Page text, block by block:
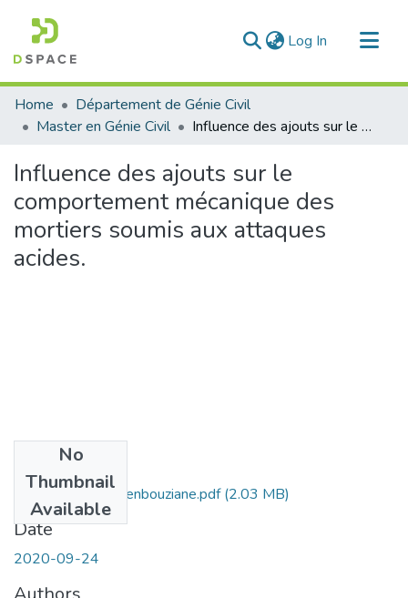
Log In (current)
Communities & Collections
All of DSpace
Home
Département de Génie Civil
Master en Génie Civil
Influence des ajouts sur le comportement mécanique des mortiers soumis aux attaques acides.
Influence des ajouts sur le
comportement mécanique des
mortiers soumis aux attaques
acides.
No
Thumbnail
Available
Ms.Gc.Ouahiani+Benbouziane.pdf(2.03 MB)
Date
2020-09-24